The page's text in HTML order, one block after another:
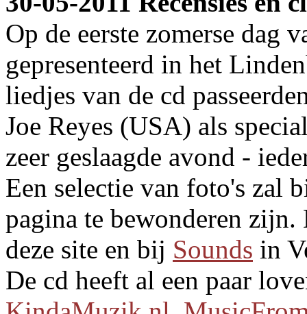
Op de eerste zomerse dag
gepresenteerd in het
liedjes van de cd
Joe Reyes (USA) als
zeer geslaagde avond -
Een selectie van foto's zal
pagina te bewonderen
deze site en bij Sounds in
De cd heeft al een paar